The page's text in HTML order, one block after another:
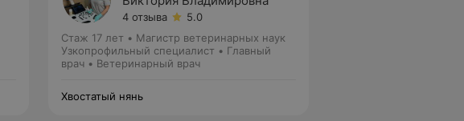
4 отзыва
5.0
Стаж 17 лет • Магистр ветеринарных наук
Узкопрофильный специалист • Главный
врач • Ветеринарный врач
Хвостатый нянь